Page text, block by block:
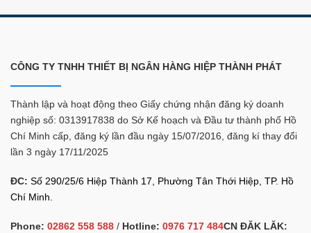
CÔNG TY TNHH THIẾT BỊ NGÂN HÀNG HIỆP THÀNH PHÁT
Thành lập và hoạt động theo Giấy chứng nhận đăng ký doanh
nghiệp số: 0313917838 do Sở Kế hoạch và Đầu tư thành phố Hồ
Chí Minh cấp, đăng ký lần đầu ngày 15/07/2016, đăng kí thay đổi
lần 3 ngày 17/11/2025
ĐC: Số 290/25/6 Hiệp Thành 17, Phường Tân Thới Hiệp, TP. Hồ
Chí Minh.
Phone: 02862 558 588 / Hotline: 0976 717 484CN ĐĂK LĂK: